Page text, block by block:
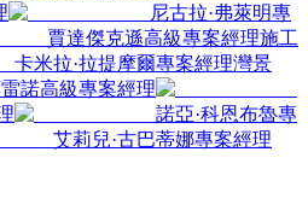
尼古拉·弗萊明專
賈達傑克遜高級專案經理施工
卡米拉·拉提摩爾專案經理灣景
諾高級專案經理
諾亞·科恩布魯專
艾莉兒·古巴蒂娜專案經理